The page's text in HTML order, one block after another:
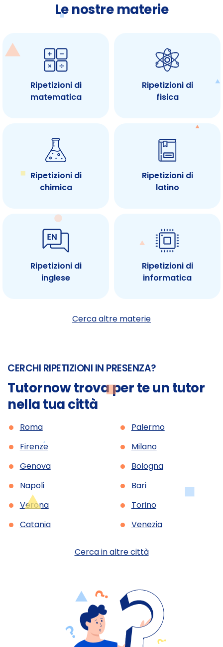
Le nostre materie
Ripetizioni di
matematica
Ripetizioni di
fisica
Ripetizioni di
chimica
Ripetizioni di
latino
Ripetizioni di
inglese
Ripetizioni di
informatica
Cerca altre materie
CERCHI RIPETIZIONI IN PRESENZA?
Tutornow trova per te un tutor
nella tua città
• Roma • Palermo
• Firenze • Milano
• Genova • Bologna
• Napoli • Bari
• Verona • Torino
• Catania • Venezia
Cerca in altre città